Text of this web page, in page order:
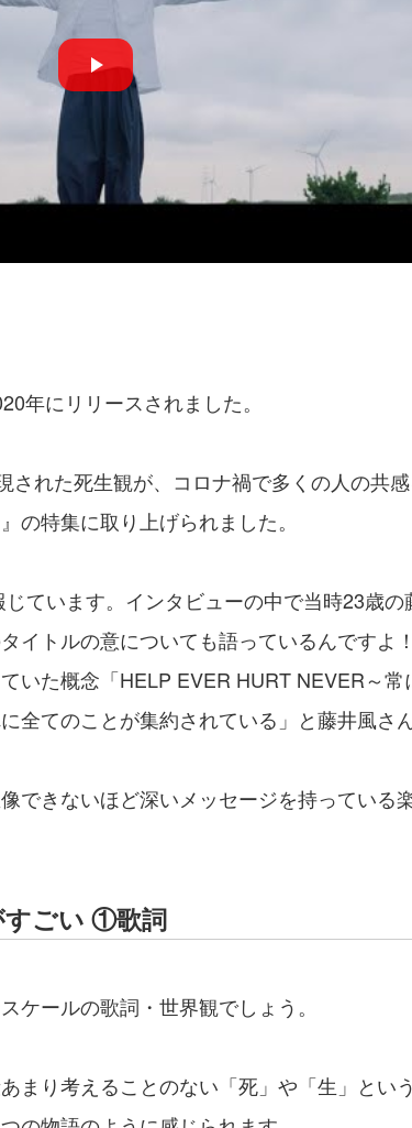
年にリリースされました。
された死生観が、コロナ禍で多くの人の共
』 の特集に取り上げられました。
じています。インタビューの中で当時23歳
イトルの意についても語っているんですよ
いた概念「HELP EVER HURT NEVER～
全てのことが集約されている」と藤井風さ
できないほど深いメッセージを持っている
すごい ①歌詞
ケールの歌詞・世界観でしょう。
まり考えることのない「死」や「生」とい